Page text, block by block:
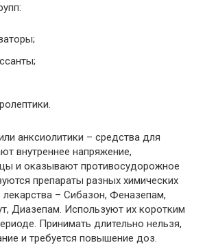
анксиолитики – средства для
внутреннее напряжение,
и оказывают противосудорожное
препараты разных химических
лекарства – Сибазон, Феназепам,
Диазепам. Используют их коротким
Принимать длительно нельзя,
и требуется повышение доз.